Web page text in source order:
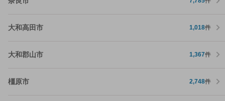
大和高田市 1,018件
大和郡山市 1,367件
橿原市 2,748件